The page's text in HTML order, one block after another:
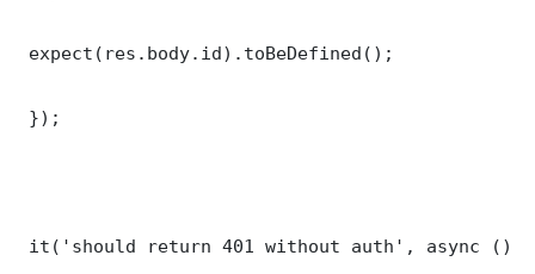
expect(res.body.id).toBeDefined();
});
it('should return 401 without auth', async ()